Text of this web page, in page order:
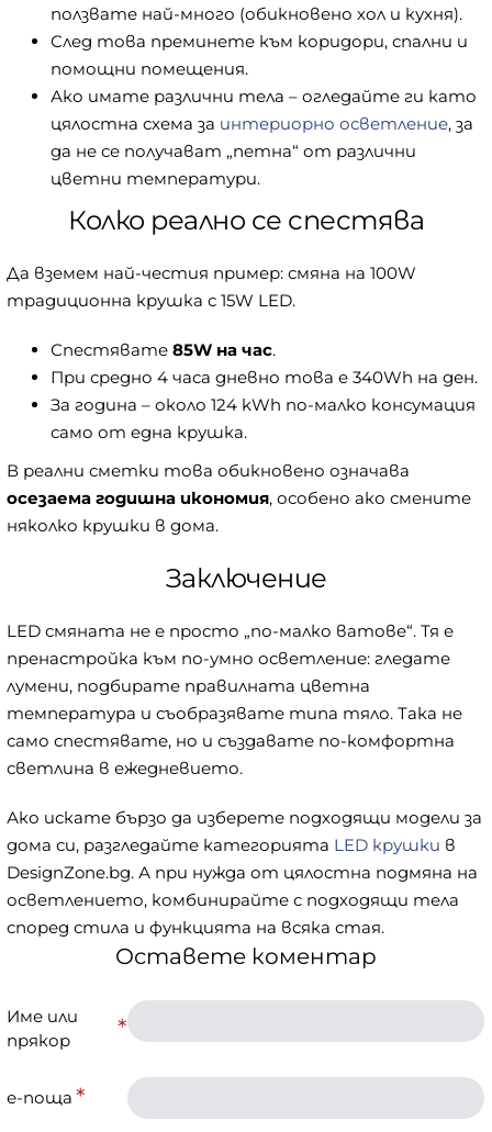
ползвате най-много (обикновено хол и кухня).
След това преминете към коридори, спални и
помощни помещения.
Ако имате различни тела – огледайте ги като
цялостна схема за интериорно осветление, за
да не се получават „петна“ от различни
цветни температури.
Колко реално се спестява
Да вземем най-честия пример: смяна на 100W
традиционна крушка с 15W LED.
Спестявате 85W на час.
При средно 4 часа дневно това е 340Wh на ден.
За година – около 124 kWh по-малко консумация
само от една крушка.
В реални сметки това обикновено означава
осезаема годишна икономия, особено ако смените
няколко крушки в дома.
Заключение
LED смяната не е просто „по-малко ватове“. Тя е
пренастройка към по-умно осветление: гледате
лумени, подбирате правилната цветна
температура и съобразявате типа тяло. Така не
само спестявате, но и създавате по-комфортна
светлина в ежедневието.
Ако искате бързо да изберете подходящи модели за
дома си, разгледайте категорията LED крушки в
DesignZone.bg. А при нужда от цялостна подмяна на
осветлението, комбинирайте с подходящи тела
според стила и функцията на всяка стая.
Оставете коментар
Име или
прякор
е-поща